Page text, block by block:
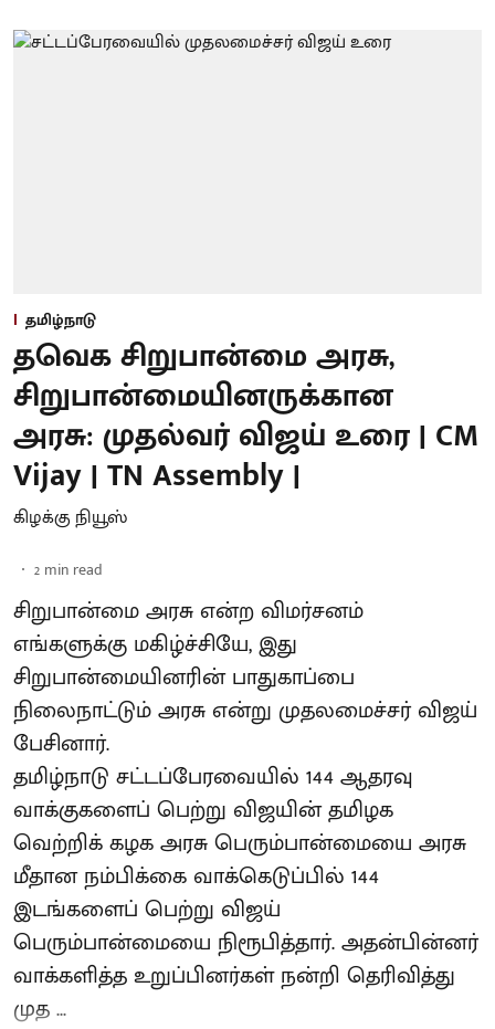
தமிழ்நாடு
தவெக சிறுபான்மை அரசு,
சிறுபான்மையினருக்கான
அரசு: முதல்வர் விஜய் உரை | CM
Vijay | TN Assembly |
கிழக்கு நியூஸ்
2 min read
சிறுபான்மை அரசு என்ற விமர்சனம்
எங்களுக்கு மகிழ்ச்சியே, இது
சிறுபான்மையினரின் பாதுகாப்பை
நிலைநாட்டும் அரசு என்று முதலமைச்சர் விஜய்
பேசினார்.
தமிழ்நாடு சட்டப்பேரவையில் 144 ஆதரவு
வாக்குகளைப் பெற்று விஜயின் தமிழக
வெற்றிக் கழக அரசு பெரும்பான்மையை அரசு
மீதான நம்பிக்கை வாக்கெடுப்பில் 144
இடங்களைப் பெற்று விஜய்
பெரும்பான்மையை நிரூபித்தார். அதன்பின்னர்
வாக்களித்த உறுப்பினர்கள் நன்றி தெரிவித்து
முத ...